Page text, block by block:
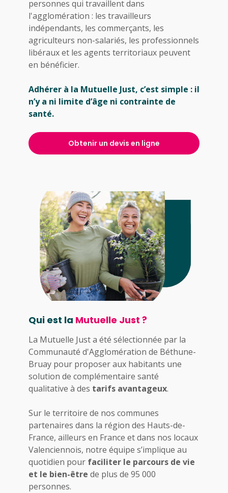
personnes qui travaillent dans
l'agglomération : les travailleurs
indépendants, les commerçants, les
agriculteurs non-salariés, les professionnels
libéraux et les agents territoriaux peuvent
en bénéficier.
Adhérer à la Mutuelle Just, c’est simple : il
n’y a ni limite d’âge ni contrainte de
santé.
Obtenir un devis en ligne
Qui est la Mutuelle Just ?
La Mutuelle Just a été sélectionnée par la
Communauté d'Agglomération de Béthune-
Bruay pour proposer aux habitants une
solution de complémentaire santé
qualitative à des tarifs avantageux.
Sur le territoire de nos communes
partenaires dans la région des Hauts-de-
France, ailleurs en France et dans nos locaux
Valenciennois, notre équipe s’implique au
quotidien pour faciliter le parcours de vie
et le bien-être de plus de 95 000
personnes.